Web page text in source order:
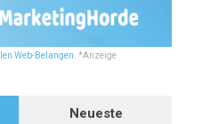
Web-Belangen. *Anzeige
Neueste